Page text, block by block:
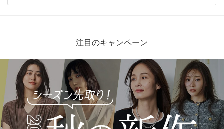
注目のキャンペーン